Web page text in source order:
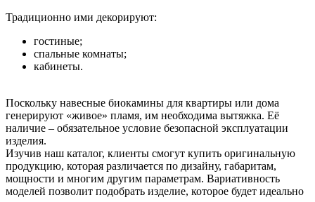
Традиционно ими декорируют:
гостиные;
спальные комнаты;
кабинеты.
Поскольку навесные биокамины для квартиры или дома
генерируют «живое» пламя, им необходима вытяжка. Её
наличие – обязательное условие безопасной эксплуатации
изделия.
Изучив наш каталог, клиенты смогут купить оригинальную
продукцию, которая различается по дизайну, габаритам,
мощности и многим другим параметрам. Вариативность
моделей позволит подобрать изделие, которое будет идеально